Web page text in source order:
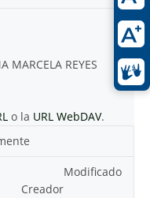
REYES
o la URL WebDAV.
Modificado
Creador